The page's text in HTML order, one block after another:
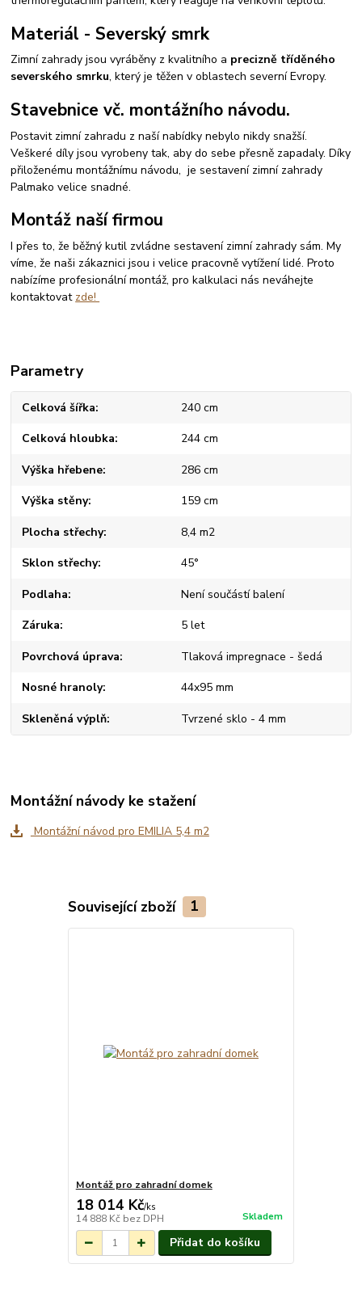
Materiál - Severský smrk
Zimní zahrady jsou vyráběny z kvalitního a precizně tříděného
severského smrku, který je těžen v oblastech severní Evropy.
Stavebnice vč. montážního návodu.
Postavit zimní zahradu z naší nabídky nebylo nikdy snažší.
Veškeré díly jsou vyrobeny tak, aby do sebe přesně zapadaly. Díky
přiloženému montážnímu návodu, je sestavení zimní zahrady
Palmako velice snadné.
Montáž naší firmou
I přes to, že běžný kutil zvládne sestavení zimní zahrady sám. My
víme, že naši zákaznici jsou i velice pracovně vytížení lidé. Proto
nabízíme profesionální montáž, pro kalkulaci nás neváhejte
kontaktovat zde!
Parametry
Celková šířka 240 cm
Celková hloubka 244 cm
Výška hřebene 286 cm
Výška stěny 159 cm
Plocha střechy 8,4 m2
Sklon střechy 45°
Podlaha Není součástí balení
Záruka 5 let
Povrchová úprava Tlaková impregnace - šedá
Nosné hranoly 44x95 mm
Skleněná výplň Tvrzené sklo - 4 mm
Montážní návody ke stažení
Montážní návod pro EMILIA 5,4 m2
Související zboží 1
Montáž pro zahradní domek
18 014 Kč/ks
14 888 Kč bez DPH Skladem
Přidat do košíku